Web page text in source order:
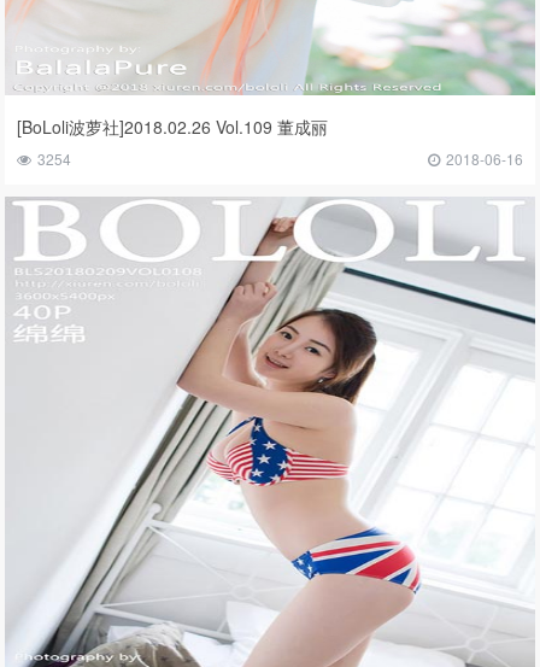
[BoLoli波萝社]2018.02.26 Vol.109 董成丽
3254 2018-06-16